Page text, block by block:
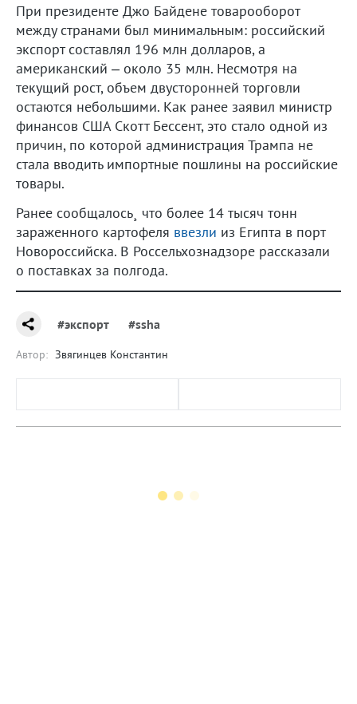
При президенте Джо Байдене товарооборот
между странами был минимальным: российский
экспорт составлял 196 млн долларов, а
американский – около 35 млн. Несмотря на
текущий рост, объем двусторонней торговли
остаются небольшими. Как ранее заявил министр
финансов США Скотт Бессент, это стало одной из
причин, по которой администрация Трампа не
стала вводить импортные пошлины на российские
товары.
Ранее сообщалось¸ что более 14 тысяч тонн
зараженного картофеля ввезли из Египта в порт
Новороссийска. В Россельхознадзоре рассказали
о поставках за полгода.
#экспорт #ssha
Автор: Звягинцев Константин